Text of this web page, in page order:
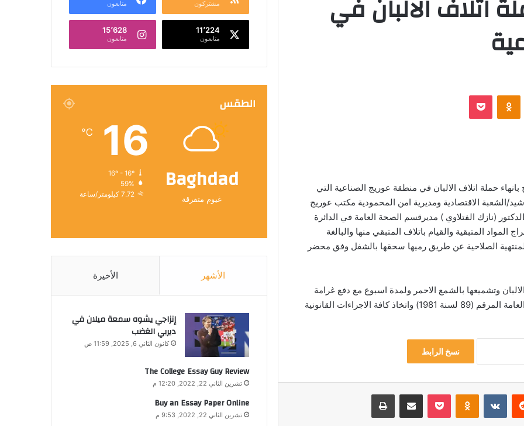
اتلاف الالبان في
حملة اتلاف الالبان في منطقة عوريج الصناعية التي
الشعبة الاقتصادية ومديرية امن المحمودية مكتب عوريج
(نازك الفتلاوي ) مديرقسم الصحة العامة في الدائرة
المتبقية والقيام باتلاف المتبقي منها والبالغة
من لبن الشنينة المنتهية الصلاحية عن طريق رميها سحقها بالشفل وفق محضر
وتشميعها بالشمع الاحمر ولمدة اسبوع مع دفع غرامة
نسخ الرابط
مشتركون متابعون
11٬224
متابعون
15٬628
متابعون
الطقس
Baghdad
غيوم متفرقة
16
℃
16º - 16º
59%
7.72 كيلومتر/ساعة
الأشهر الأخيرة
إنزاجي يشوه سمعة ميلان في
ديربي الغضب
كانون الثاني 6, 2025, 11:59 ص
The College Essay Guy Review
تشرين الثاني 22, 2022, 12:20 م
Buy an Essay Paper Online
تشرين الثاني 22, 2022, 9:53 م